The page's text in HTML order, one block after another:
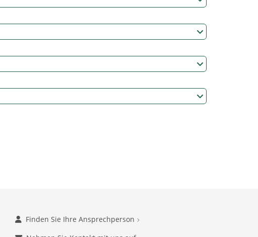
Finden Sie Ihre Ansprechperson